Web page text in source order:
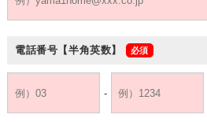
電話番号 【半角英数】
-